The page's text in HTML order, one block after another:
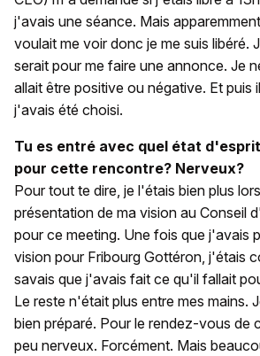
j'avais une séance. Mais
voulait me voir donc je me suis libéré.
serait pour me faire une annonce. Je
allait être positive ou négative. Et puis
j'avais été choisi.
Tu es entré avec quel état
pour cette rencontre? Nerveux?
Pour tout te dire, je l'étais bien plus
présentation de ma vision au Conseil
pour ce meeting. Une fois que j'avais
vision pour Fribourg Gottéron, j'étais
savais que j'avais fait ce qu'il fallait
Le reste n'était plus entre mes mains.
bien préparé. Pour le rendez-vous de
peu nerveux. Forcément. Mais